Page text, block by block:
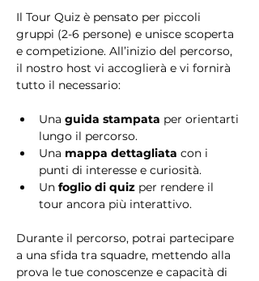
Il Tour Quiz è pensato per piccoli
gruppi (2-6 persone) e unisce scoperta
e competizione. All’inizio del percorso,
il nostro host vi accoglierà e vi fornirà
tutto il necessario:
Una guida stampata per orientarti
lungo il percorso.
Una mappa dettagliata con i
punti di interesse e curiosità.
Un foglio di quiz per rendere il
tour ancora più interattivo.
Durante il percorso, potrai partecipare
a una sfida tra squadre, mettendo alla
prova le tue conoscenze e capacità di